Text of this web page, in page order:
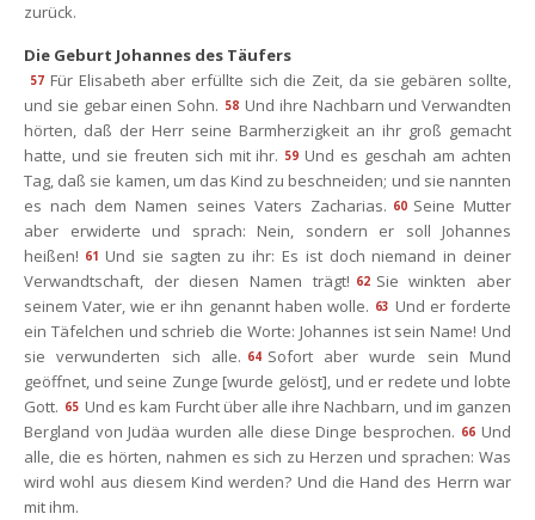
zurück.
Die Geburt Johannes des Täufer
57 Für Elisabeth aber erfüllte sich die Zeit, da sie gebären sollte,
und sie gebar einen Sohn. 58 Und ihre Nachbarn und Verwandten
hörten, daß der Herr seine Barmherzigkeit an ihr groß gemacht
hatte, und sie freuten sich mit ihr. 59 Und es geschah am achten
Tag, daß sie kamen, um das Kind zu beschneiden; und sie nannten
es nach dem Namen seines Vaters Zacharias. 60 Seine Mutter
aber erwiderte und sprach: Nein, sondern er soll Johannes
heißen! 61 Und sie sagten zu ihr: Es ist doch niemand in deiner
Verwandtschaft, der diesen Namen trägt! 62 Sie winkten aber
einem Vater, wie er ihn genannt haben wolle. 63 Und er forderte
ein Täfelchen und schrieb die Worte: Johannes ist sein Name! Und
ie verwunderten sich alle. 64 Sofort aber wurde sein Mund
geöffnet, und seine Zunge [wurde gelöst], und er redete und lobte
Gott. 65 Und es kam Furcht über alle ihre Nachbarn, und im ganzen
Bergland von Judäa wurden alle diese Dinge besprochen. 66 Und
alle, die es hörten, nahmen es sich zu Herzen und sprachen: Was
wird wohl aus diesem Kind werden? Und die Hand des Herrn war
mit ihm.